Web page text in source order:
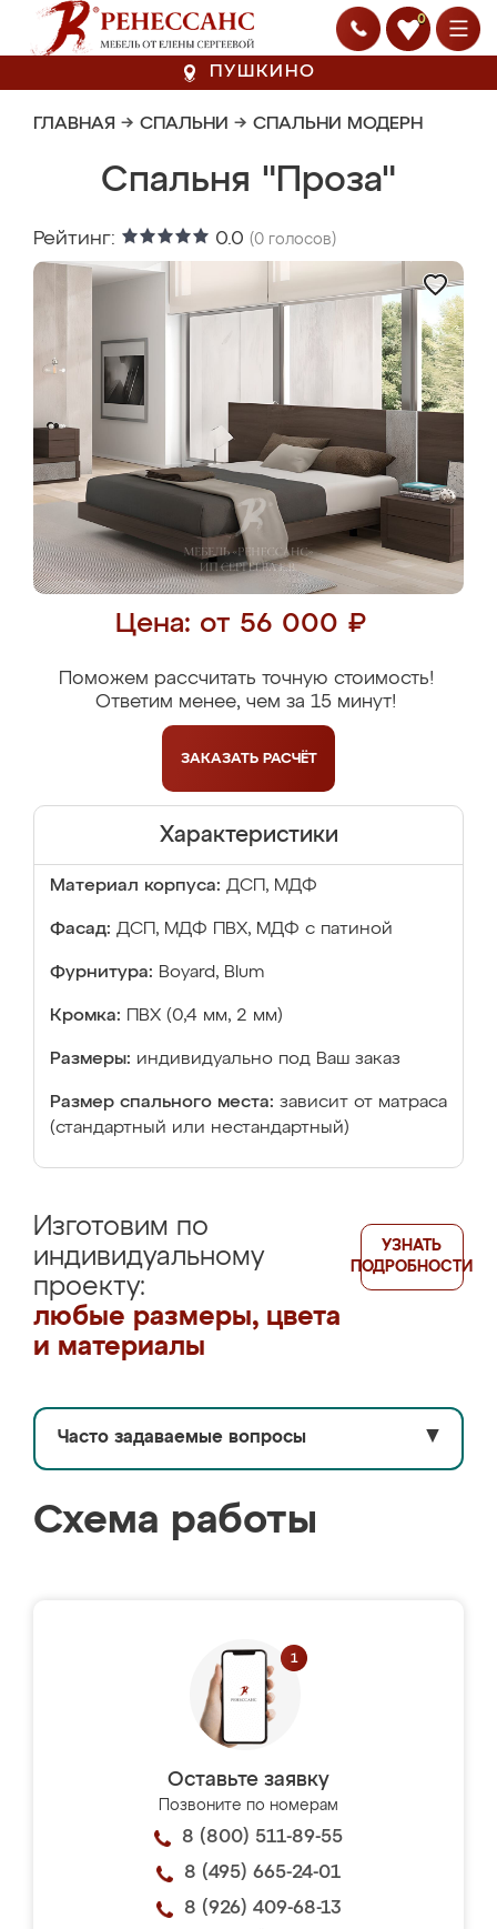
0
ПУШКИНО
ГЛАВНАЯ → СПАЛЬНИ → СПАЛЬНИ МОДЕРН
Спальня "Проза"
Рейтинг: 0.0 (0 голосов)
Цена: от 56 000 ₽
Поможем рассчитать точную стоимость!
Ответим менее, чем за 15 минут!
ЗАКАЗАТЬ РАСЧЁТ
Характеристики
Материал корпуса: ДСП, МДФ
Фасад: ДСП, МДФ ПВХ, МДФ с патиной
Фурнитура: Boyard, Blum
Кромка: ПВХ (0,4 мм, 2 мм)
Размеры: индивидуально под Ваш заказ
Размер спального места: зависит от матраса
(стандартный или нестандартный)
Изготовим по
индивидуальному
проекту:
любые размеры, цвета
и материалы
УЗНАТЬ
ПОДРОБНОСТИ
Часто задаваемые вопросы ▼
Схема работы
Оставьте заявку
Позвоните по номерам
8 (800) 511-89-55
8 (495) 665-24-01
8 (926) 409-68-13